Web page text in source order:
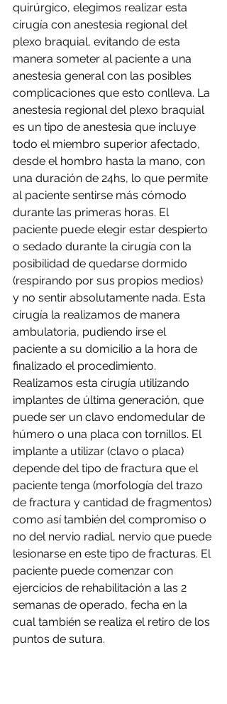
quirúrgico, elegimos realizar esta
cirugía con anestesia regional del
plexo braquial, evitando de esta
manera someter al paciente a una
anestesia general con las posibles
complicaciones que esto conlleva. La
anestesia regional del plexo braquial
es un tipo de anestesia que incluye
todo el miembro superior afectado,
desde el hombro hasta la mano, con
una duración de 24hs, lo que permite
al paciente sentirse más cómodo
durante las primeras horas. El
paciente puede elegir estar despierto
o sedado durante la cirugía con la
posibilidad de quedarse dormido
(respirando por sus propios medios)
y no sentir absolutamente nada. Esta
cirugía la realizamos de manera
ambulatoria, pudiendo irse el
paciente a su domicilio a la hora de
finalizado el procedimiento.
Realizamos esta cirugía utilizando
implantes de última generación, que
puede ser un clavo endomedular de
húmero o una placa con tornillos. El
implante a utilizar (clavo o placa)
depende del tipo de fractura que el
paciente tenga (morfología del trazo
de fractura y cantidad de fragmentos)
como así también del compromiso o
no del nervio radial, nervio que puede
lesionarse en este tipo de fracturas. El
paciente puede comenzar con
ejercicios de rehabilitación a las 2
semanas de operado, fecha en la
cual también se realiza el retiro de los
puntos de sutura.